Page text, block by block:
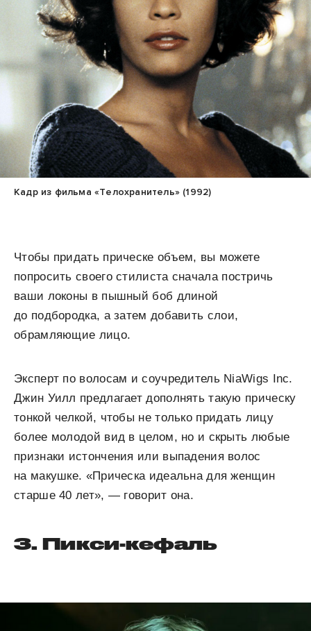
Кадр из фильма «Телохранитель» (1992)
Чтобы придать прическе объем, вы можете
попросить своего стилиста сначала постричь
ваши локоны в пышный боб длиной
до подбородка, а затем добавить слои,
обрамляющие лицо.
Эксперт по волосам и соучредитель NiaWigs Inc.
Джин Уилл предлагает дополнять такую прическу
тонкой челкой, чтобы не только придать лицу
более молодой вид в целом, но и скрыть любые
признаки истончения или выпадения волос
на макушке. «Прическа идеальна для женщин
старше 40 лет», — говорит она.
3. Пикси-кефаль